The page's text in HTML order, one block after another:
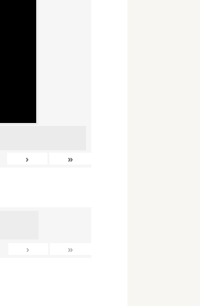
› »
› »